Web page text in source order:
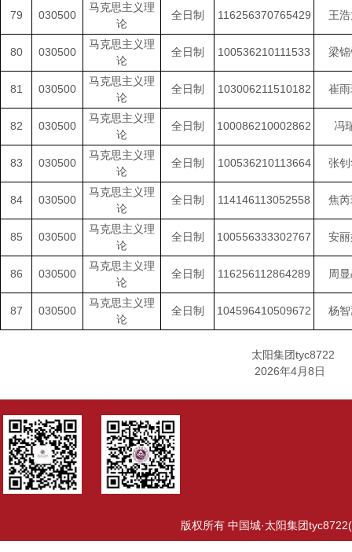
79 030500
马克思主义理
论
全日制 116256370765429 王
80 030500
马克思主义理
论
全日制 100536210111533 梁
81 030500
马克思主义理
论
全日制 103006211510182 崔
82 030500
马克思主义理
论
全日制 100086210002862 冯
83 030500
马克思主义理
论
全日制 100536210113664 张
84 030500
马克思主义理
论
全日制 114146113052558 焦
85 030500
马克思主义理
论
全日制 100556333302767 安
86 030500
马克思主义理
论
全日制 116256112864289 周
87 030500
马克思主义理
论
全日制 104596410509672 杨
太阳集团tyc8722
2026年4月8日
版权所有 中国城·太阳集团